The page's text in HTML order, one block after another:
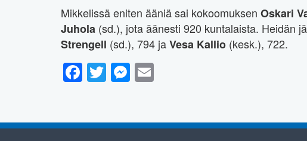
Mikkelissä eniten ääniä sai kokoomuksen Oskari
Juhola (sd.), jota äänesti 920 kuntalaista. Heidän
Strengell (sd.), 794 jaVesa Kallio (kesk.), 722.
Facebook
TwitterMessenger